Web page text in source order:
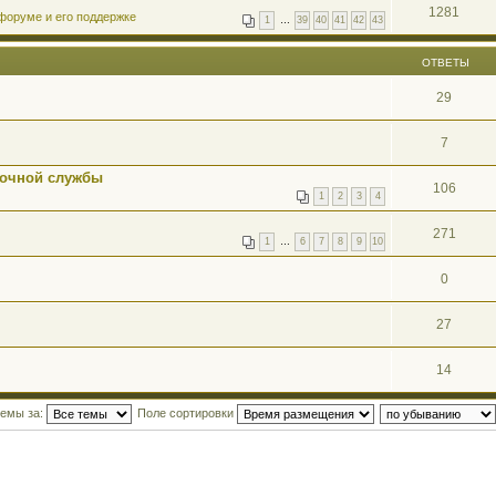
1 … 39 40 41 42 43
и его поддержке 1281
ОТВЕТЫ
29
7
службы
1 2 3 4 106
1 … 6 7 8 9 10 271
0
27
14
за: Поле сортировки